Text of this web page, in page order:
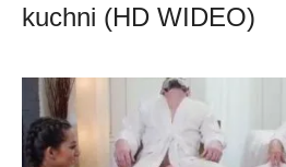
kuchni (HD WIDEO)